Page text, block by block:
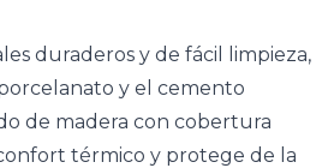
duraderos y de fácil limpieza,
y el cemento
de madera con cobertura
térmico y protege de la